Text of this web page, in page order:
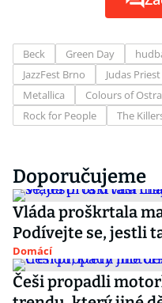
Beck Green Day
JazzFest Brno
Judas Priest
Metallica
Colours of
Rock for People
The
Doporučujeme
Vláda proškrtala
Podívejte se, jestli
Domácí
Češi propadli